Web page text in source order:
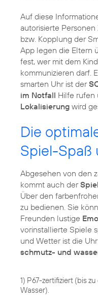
Auf diese
autorisierte
bzw. Kopplung der
App legen die Eltern
fest, wer mit dem
kommunizieren darf.
smarten Uhr ist der
im Notfall Hilfe rufen
Lokalisierung wird
Die
Spiel-Spaß
Abgesehen von den
kommt auch der
Über den
zu bedienen. Sie
Freunden lustige
vorinstallierte Spiele
und Wetter ist die
schmutz- und
1) P67-zertifiziert (bis
Wasser).